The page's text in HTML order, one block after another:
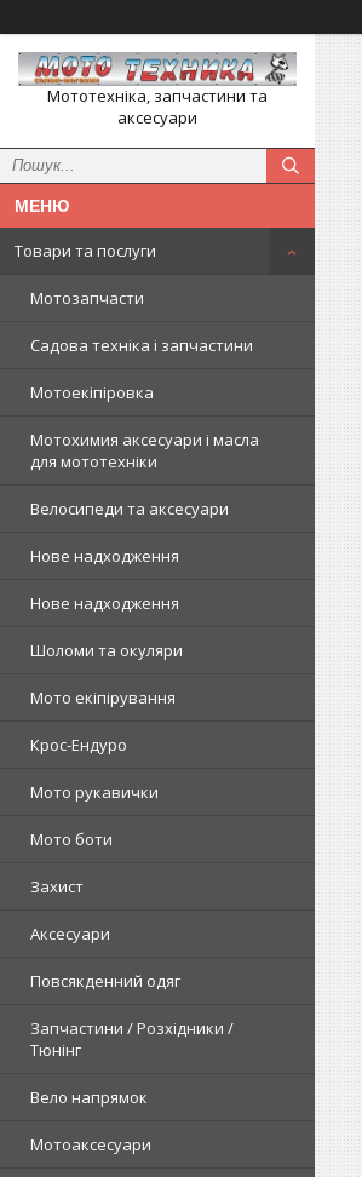
Мототехніка, запчастини та
аксесуари
Товари та послуги
Мотозапчасти
Садова техніка і запчастини
Мотоекіпіровка
Мотохимия аксесуари і масла
для мототехніки
Велосипеди та аксесуари
Нове надходження
Нове надходження
Шоломи та окуляри
Мото екіпірування
Крос-Ендуро
Мото рукавички
Мото боти
Захист
Аксесуари
Повсякденний одяг
Запчастини / Розхідники /
Тюнінг
Вело напрямок
Мотоаксесуари